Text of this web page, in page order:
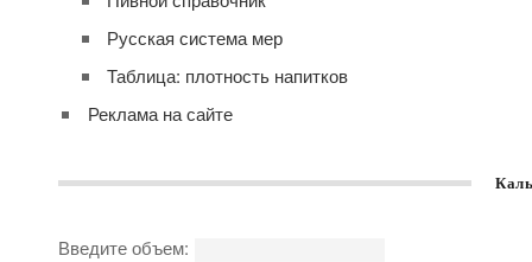
Русская система мер
Таблица: плотность напитков
Реклама на сайте
Введите объем: